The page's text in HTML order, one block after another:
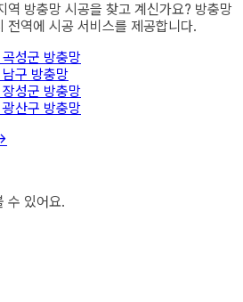
역 방충망 시공을 찾고 계신가요? 방충망
전역에 시공 서비스를 제공합니다.
성군 방충망
구 방충망
성군 방충망
산구 방충망
수 있어요.